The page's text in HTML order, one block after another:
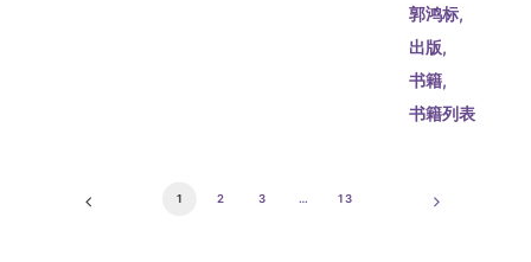
郭鸿标,
出版,
书籍,
书籍列表
1 2 3 … 13